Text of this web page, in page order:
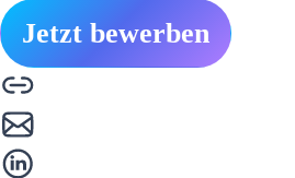
Jetzt bewerben